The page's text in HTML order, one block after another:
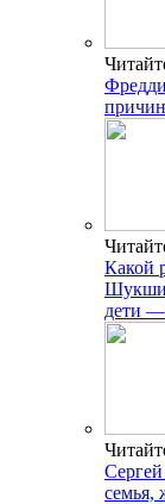
Какой
дети
семья,